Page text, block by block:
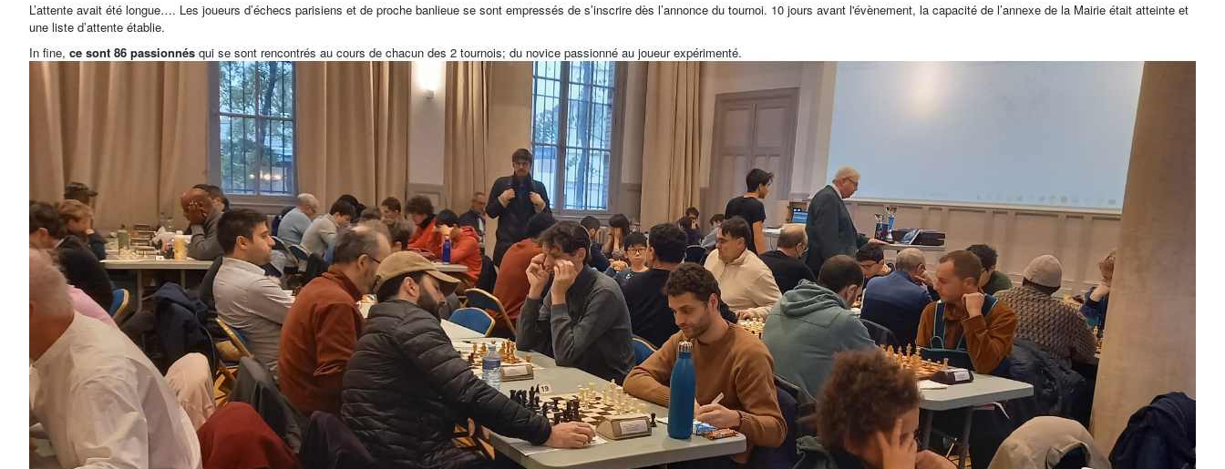
L’attente avait été longue…. Les joueurs d’échecs parisiens et de proche banlieue se sont empressés de s’inscrire dès l’annonce du tournoi. 10 jours avant l'évènement, la capacité de l’annexe de la Mairie était atteinte et
une liste d’attente établie.
In fine, ce sont 86 passionnés qui se sont rencontrés au cours de chacun des 2 tournois; du novice passionné au joueur expérimenté.